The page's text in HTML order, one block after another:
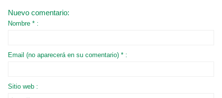
Nuevo comentario:
Nombre * :
Email (no aparecerá en su comentario) * :
Sitio web :